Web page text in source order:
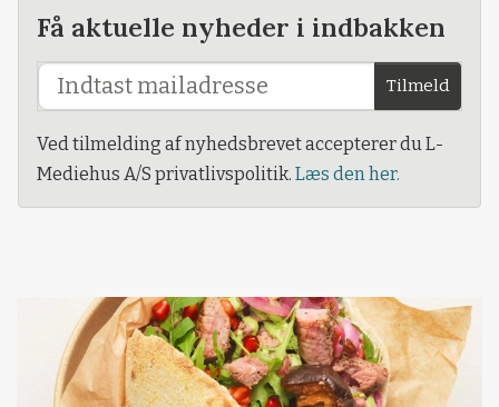
Få aktuelle nyheder i indbakken
Tilmeld
Ved tilmelding af nyhedsbrevet accepterer du L-
Mediehus A/S privatlivspolitik. Læs den her.